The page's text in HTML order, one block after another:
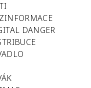
DANGER